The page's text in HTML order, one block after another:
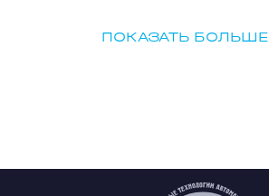
ПОКАЗАТЬ БОЛЬШЕ